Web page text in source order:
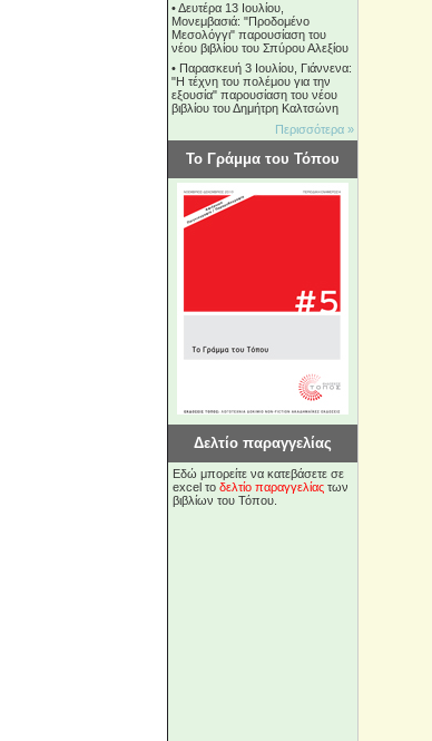
•Δευτέρα 13 Ιουλίου,
Μονεμβασιά: "Προδομένο
Μεσολόγγι" παρουσίαση του
νέου βιβλίου του Σπύρου Αλεξίου
• Παρασκευή 3 Ιουλίου, Γιάννενα:
"Η τέχνη του πολέμου για την
εξουσία" παρουσίαση του νέου
βιβλίου του Δημήτρη Καλτσώνη
Περισσότερα »
Το Γράμμα του Τόπου
Δελτίο παραγγελίας
Εδώ μπορείτε να κατεβάσετε σε
excel το δελτίο παραγγελίαςτων
βιβλίων του Τόπου.